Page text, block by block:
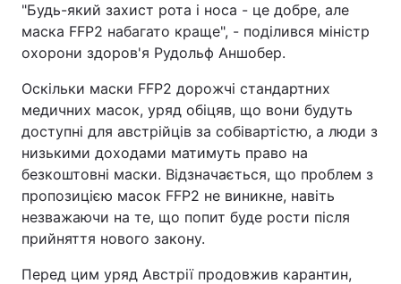
"Будь-який захист рота і носа - це добре, але
маска FFP2 набагато краще", - поділився міністр
охорони здоров'я Рудольф Аншобер.
Оскільки маски FFP2 дорожчі стандартних
медичних масок, уряд обіцяв, що вони будуть
доступні для австрійців за собівартістю, а люди з
низькими доходами матимуть право на
безкоштовні маски. Відзначається, що проблем з
пропозицією масок FFP2 не виникне, навіть
незважаючи на те, що попит буде рости після
прийняття нового закону.
Перед цим уряд Австрії продовжив карантин,